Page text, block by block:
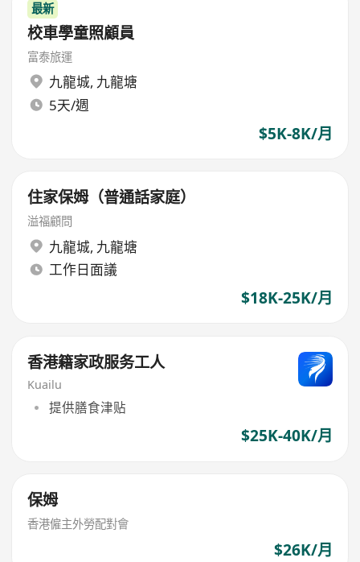
最新
校車學童照顧員
富泰旅運
九龍城, 九龍塘
5天/週
$5K-8K/月
住家保姆（普通話家庭）
溢福顧問
九龍城, 九龍塘
工作日面議
$18K-25K/月
香港籍家政服务工人
Kuailu
提供膳食津贴
$25K-40K/月
保姆
香港僱主外勞配對會
$26K/月